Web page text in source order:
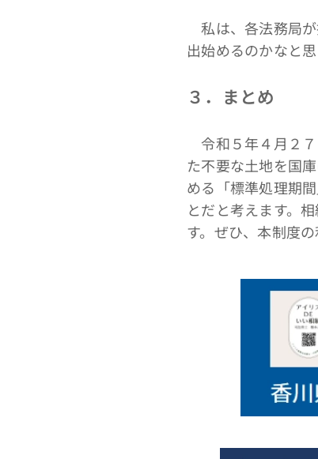
私は、各法務局
出始めるのかなと
３．まとめ
令和５年４月２
た不要な土地を国
める「標準処理期
とだと考えます。
す。ぜひ、本制度